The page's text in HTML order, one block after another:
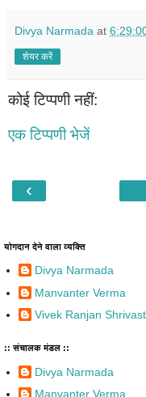
Divya Narmada at
शेयर करें
कोई टिप्पणी नहीं:
एक टिप्पणी भेजें
‹
योगदान देने वाला व्यक्ति
Divya Narmada
Manvanter Verma
Vivek Ranjan
:: संचालक मंडल ::
Divya Narmada
Manvanter Verma